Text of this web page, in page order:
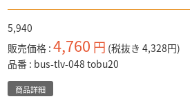
5,940
販売価格 4,760 円 (税抜き 4,328円)
品番 bus-tlv-048 tobu20
商品詳細